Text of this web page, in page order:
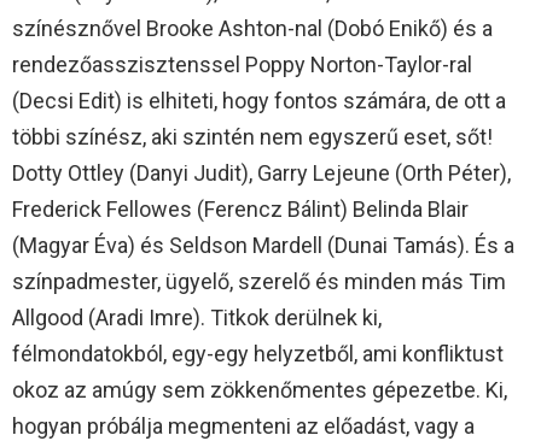
színésznővel Brooke Ashton-nal (Dobó Enikő) és a
rendezőasszisztenssel Poppy Norton-Taylor-ral
(Decsi Edit) is elhiteti, hogy fontos számára, de ott a
többi színész, aki szintén nem egyszerű eset, sőt!
Dotty Ottley (Danyi Judit), Garry Lejeune (Orth Péter),
Frederick Fellowes (Ferencz Bálint) Belinda Blair
(Magyar Éva) és Seldson Mardell (Dunai Tamás). És a
színpadmester, ügyelő, szerelő és minden más Tim
Allgood (Aradi Imre). Titkok derülnek ki,
félmondatokból, egy-egy helyzetből, ami konfliktust
okoz az amúgy sem zökkenőmentes gépezetbe. Ki,
hogyan próbálja megmenteni az előadást, vagy a